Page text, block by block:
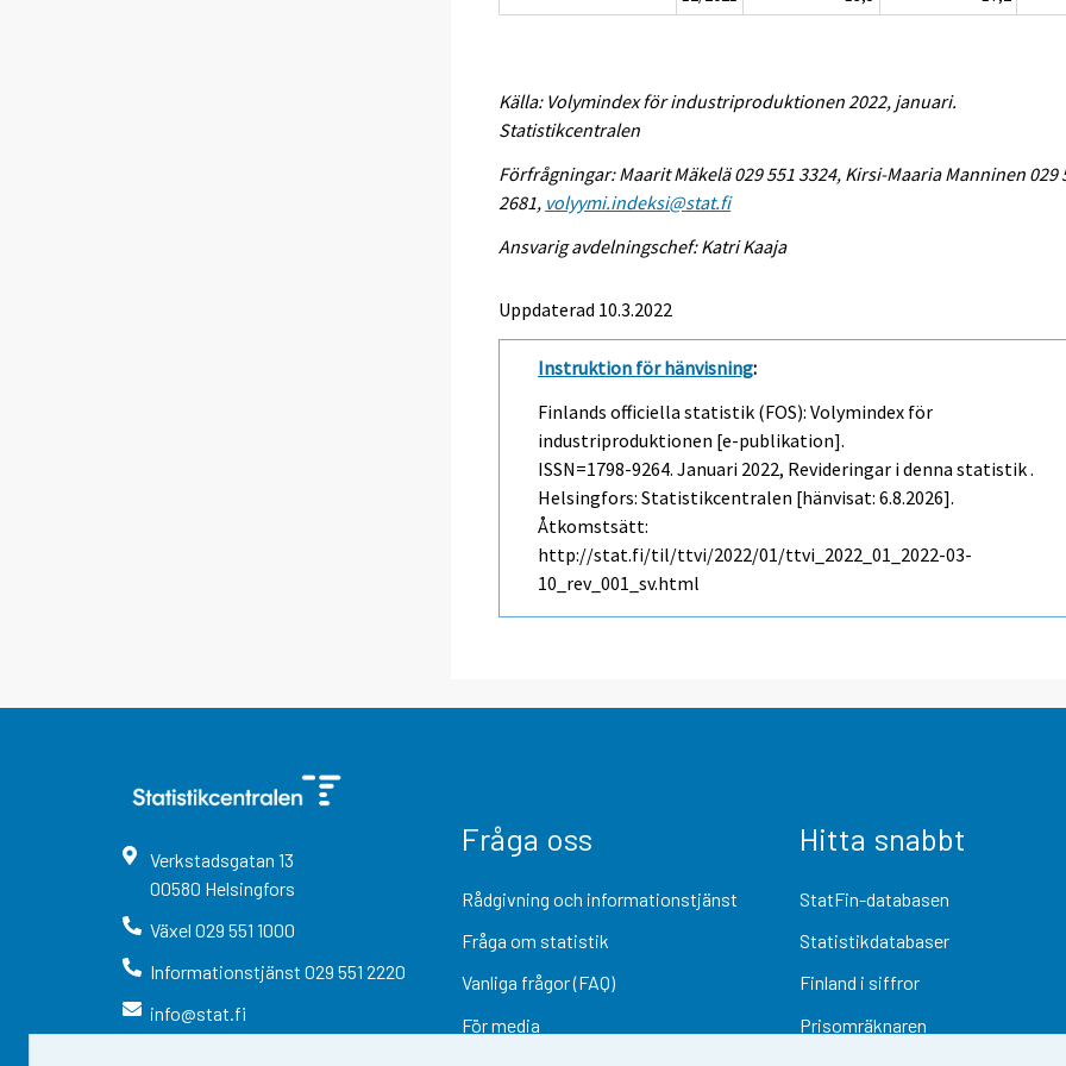
Källa: Volymindex för industriproduktionen 2022, januari.
Statistikcentralen
Förfrågningar: Maarit Mäkelä 029 551 3324, Kirsi-Maaria Manninen 029
2681, volyymi.indeksi@stat.fi
Ansvarig avdelningschef: Katri Kaaja
Uppdaterad 10.3.2022
Instruktion för hänvisning:
Finlands officiella statistik (FOS): Volymindex för
industriproduktionen [e-publikation].
ISSN=1798-9264.Januari 2022, Revideringar i denna statistik .
Helsingfors: Statistikcentralen [hänvisat: 6.8.2026].
Åtkomstsätt:
http://stat.fi/til/ttvi/2022/01/ttvi_2022_01_2022-03-
10_rev_001_sv.html
Verkstadsgatan 13
00580 Helsingfors
Växel 029 551 1000
Informationstjänst 029 551 2220
info@stat.fi
Fråga oss
Rådgivning och informationstjänst
Fråga om statistik
Vanliga frågor (FAQ)
För media
Hitta snabbt
StatFin-databasen
Statistikdatabaser
Finland i siffror
Prisomräknaren